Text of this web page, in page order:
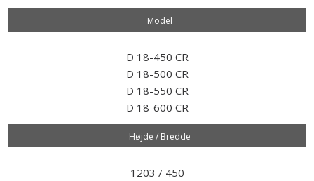
Model​
D 18-450 CR
D 18-500 CR
D 18-550 CR
D 18-600 CR
Højde / Bredde
1203 / 450